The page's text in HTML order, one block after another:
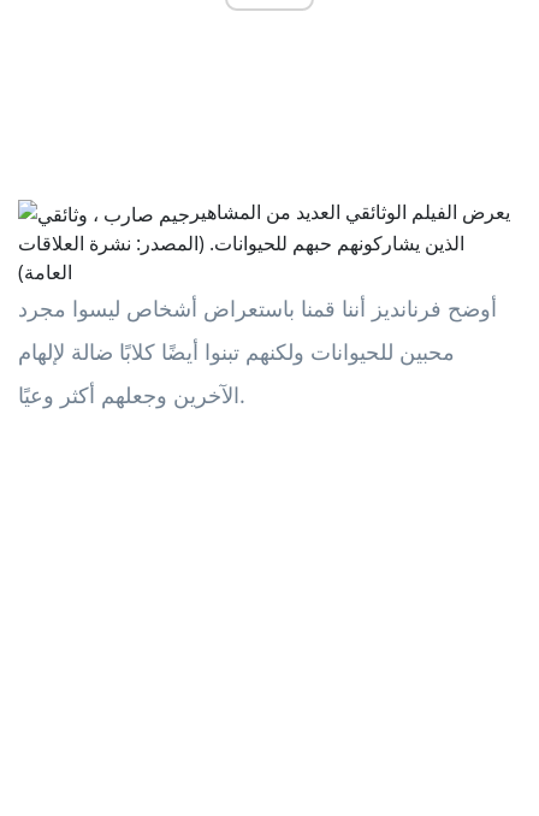
يعرض الفيلم الوثائقي العديد من المشاهير
الذين يشاركونهم حبهم للحيوانات. (المصدر: نشرة العلاقات
العامة)
أوضح فرنانديز أننا قمنا باستعراض أشخاص ليسوا مجرد
محبين للحيوانات ولكنهم تبنوا أيضًا كلابًا ضالة لإلهام
الآخرين وجعلهم أكثر وعيًا.